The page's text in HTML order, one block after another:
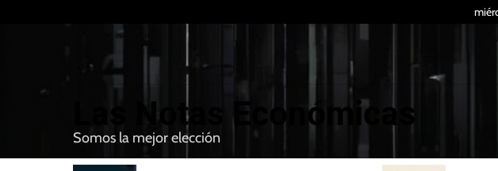
Las Notas Económicas
Somos la mejor elección